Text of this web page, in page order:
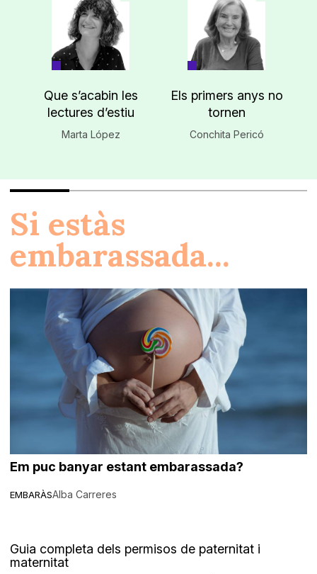
Que s’acabin les
lectures d’estiu
Marta López
Els primers anys no
tornen
Conchita Pericó
Si estàs
embarassada...
EMBARÀS
Em puc banyar estant embarassada?
Alba Carreres
Guia completa dels permisos de paternitat i
maternitat